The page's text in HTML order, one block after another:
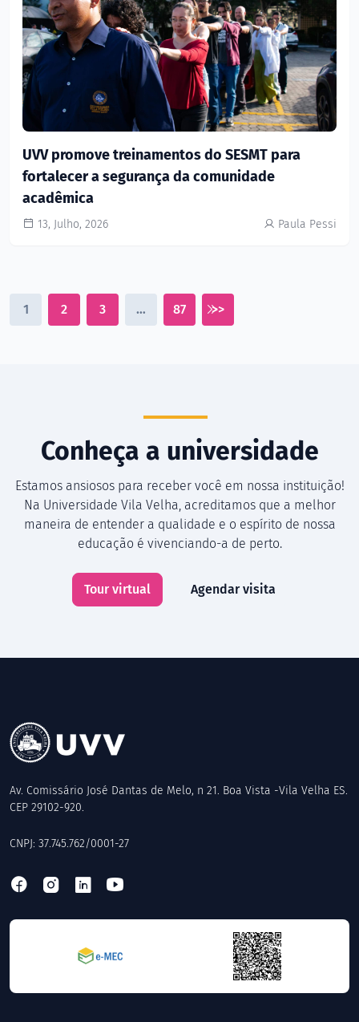
UVV promove treinamentos do SESMT para
fortalecer a segurança da comunidade
acadêmica
13, Julho, 2026 Paula Pessi
1 2 3 … 87 >>
Conheça a universidade
Estamos ansiosos para receber você em nossa instituição!
Na Universidade Vila Velha, acreditamos que a melhor
maneira de entender a qualidade e o espírito de nossa
educação é vivenciando-a de perto.
Tour virtual Agendar visita
Av. Comissário José Dantas de Melo, n 21. Boa Vista -Vila Velha ES.
CEP 29102-920.
CNPJ: 37.745.762/0001-27